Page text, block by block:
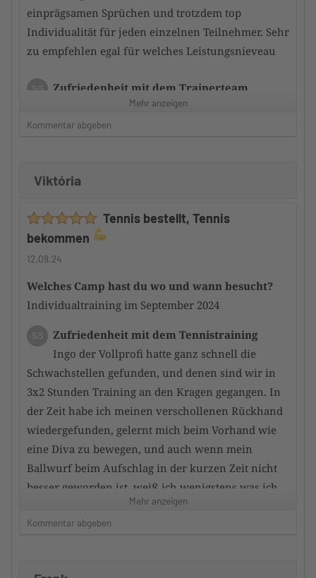
einprägsamen Sprüchen und trotzdem top
Individualität für jeden einzelnen Teilnehmer. Sehr
zu empfehlen egal für welches Leistungsnieveau
5/5
Zufriedenheit mit dem Trainerteam
der bzw. die Trainer schaffen es durch
gezieltes Training immer noch ein Stückchen mehr
Auch hier kann ich nur ein riesen
Kompliment machen denn ide Teilnehmer werden
gut in das gesamte Geschehen integriert und somit
Zustand der Tennisanlage
Unfassbar gute Plätze auch nach ergiebigen
Regen sind die Plätze schnell wieder trocken une
top bespielbar. insgesamt eine top-Anlage
4/5
Zufriedenheit mit dem Hotel
sehr schöne Hotels vor Ort , ween auch für
meinen persönlichen Geschmack etwas überteuert
Würdest du das Camp an andere
TennisTraveller weiterempfehlen
Dein Kommentar
Mehr anzeigen
Kommentar abgeben
Viktória
Tennis bestellt, Tennis
bekommen
12.09.24
Welches Camp hast du wo und wann besucht?
Individualtraining im September 2024
5/5
Zufriedenheit mit dem Tennistraining
Ingo der Vollprofi hatte ganz schnell die
Schwachstellen gefunden, und denen sind wir in
3x2 Stunden Training an den Kragen gegangen. In
der Zeit habe ich meinen verschollenen Rückhand
wiedergefunden, gelernt mich beim Vorhand wie
eine Diva zu bewegen, und auch wenn mein
Ballwurf beim Aufschlag in der kurzen Zeit nicht
besser geworden ist, weiß ich wenigstens was ich
Mehr anzeigen
Kommentar abgeben